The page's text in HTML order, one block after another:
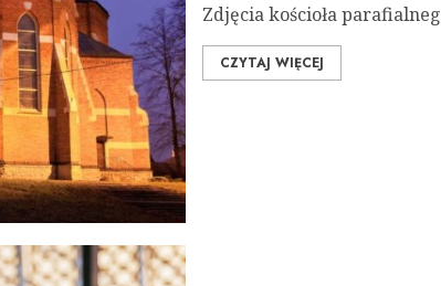
Zdjęcia kościoła
CZYTAJ WIĘCEJ